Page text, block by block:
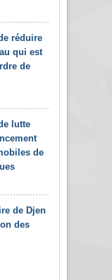
réduire
qui est
de
lutte
de
de Djen
des